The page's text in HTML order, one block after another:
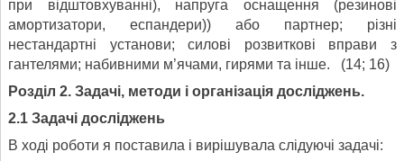
при відштовхуванні), напруга оснащення (резинові
амортизатори, еспандери)) або партнер; різні
нестандартні установи; силові розвиткові вправи з
гантелями; набивними м’ячами, гирями та інше. (14; 16)
Розділ 2. Задачі, методи і організація досліджень.
2.1 Задачі досліджень
В ході роботи я поставила і вирішувала слідуючі задачі: